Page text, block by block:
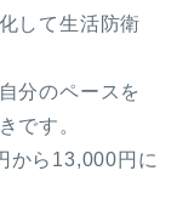
して生活防衛
分のペースを
です。
から13,000円に